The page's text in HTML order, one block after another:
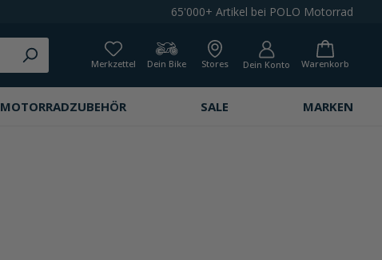
65'000+ Artikel bei POLO Motorrad
Merkzettel Dein Bike Stores Dein Konto Warenkorb
MOTORRADZUBEHÖR SALE MARKEN